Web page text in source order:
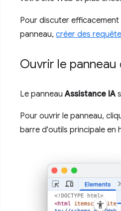
Pour discuter
panneau, créer des
Ouvrir le
Le panneauAssistance IA
Pour ouvrir le panneau,
barre d'outils principale en